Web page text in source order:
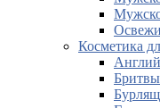
Косметика